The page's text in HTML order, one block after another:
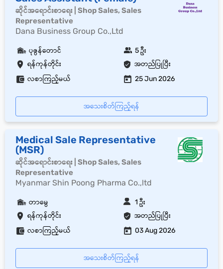
ဆိုင်အရောင်းစာရေး | Shop Sales, Sales
Representative
Dana Business Group Co.,Ltd
ရန်ကုန်တိုင်း အတည်ပြုပြီး
ပုဇွန်တောင် 5 ဦး
လစာကြည့်မယ် 25 Jun 2026
အသေးစိတ်ကြည့်ရန်
Medical Sale Representative
(MSR)
ဆိုင်အရောင်းစာရေး | Shop Sales, Sales
Representative
Myanmar Shin Poong Pharma Co.,ltd
ရန်ကုန်တိုင်း အတည်ပြုပြီး
တာမွေ 1 ဦး
လစာကြည့်မယ် 03 Aug 2026
အသေးစိတ်ကြည့်ရန်